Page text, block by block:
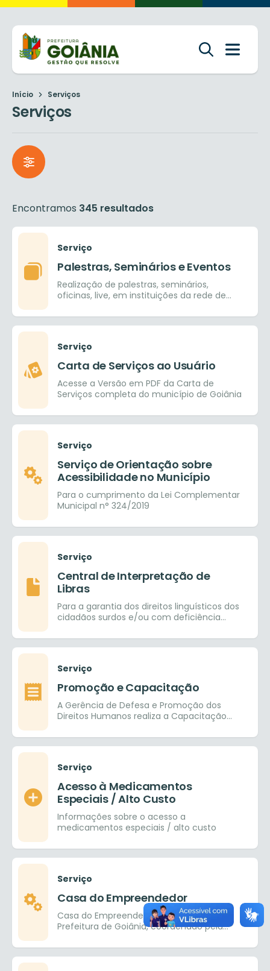
Início Serviços
Serviços
Encontramos 345 resultados
Serviço
Palestras, Seminários e Eventos
Realização de palestras, seminários,
oficinas, live, em instituições da rede de
fundamental, médio e superior.
Serviço
Carta de Serviços ao Usuário
Acesse a Versão em PDF da Carta de
Serviços completa do município de Goiânia
Serviço
Serviço de Orientação sobre
Acessibilidade no Município
Para o cumprimento da Lei Complementar
Municipal n° 324/2019
Serviço
Central de Interpretação de
Libras
Para a garantia dos direitos linguísticos dos
cidadãos surdos e/ou com deficiência
social
Serviço
Promoção e Capacitação
A Gerência de Defesa e Promoção dos
Direitos Humanos realiza a Capacitação
município e público
Serviço
Acesso à Medicamentos
Especiais / Alto Custo
Informações sobre o acesso a
medicamentos especiais / alto custo
Serviço
Casa do Empreendedor
Casa do Empreendedor é um espaço da
Prefeitura de Goiânia, coordenado pela
Indústria, Comércio, Agricultura e Serviços,
em parceria com o SEBRAE.